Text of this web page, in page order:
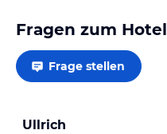
Fragen zum Hotel
Frage stellen
Ullrich